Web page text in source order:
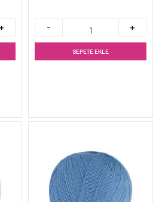
SEPETE EKLE